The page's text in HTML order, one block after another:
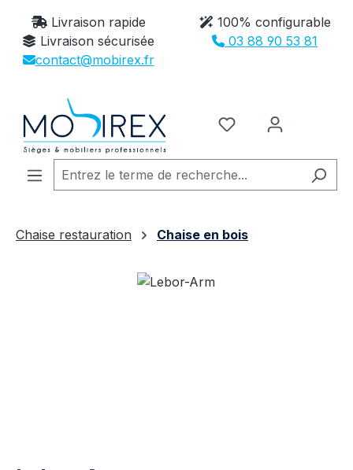
Passer au contenu principal
Livraison rapide
100% configurable
Livraison sécurisée
03 88 90 53 81
contact@mobirex.fr
Vous avez 0
Chaise restauration
Chaise en bois